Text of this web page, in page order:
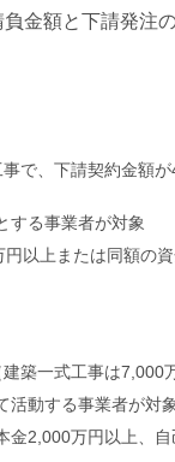
金額と下請発注
で、下請契約金額
する事業者が対象
以上または同額の
築一式工事は7,000
活動する事業者が対象
金2,000万円以上、